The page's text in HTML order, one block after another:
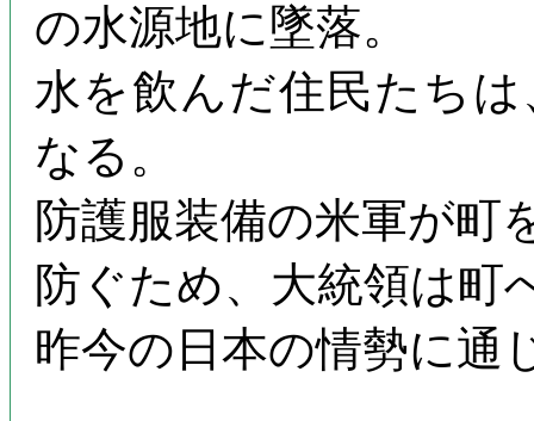
の水源地に墜落。
水を飲んだ住民たち
なる。
防護服装備の米軍が町
防ぐため、大統領は
昨今の日本の情勢に通